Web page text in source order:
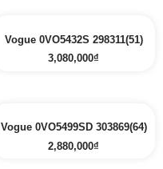
Vogue 0VO5432S 298311(51)
3,080,000₫
Vogue 0VO5499SD 303869(64)
2,880,000₫